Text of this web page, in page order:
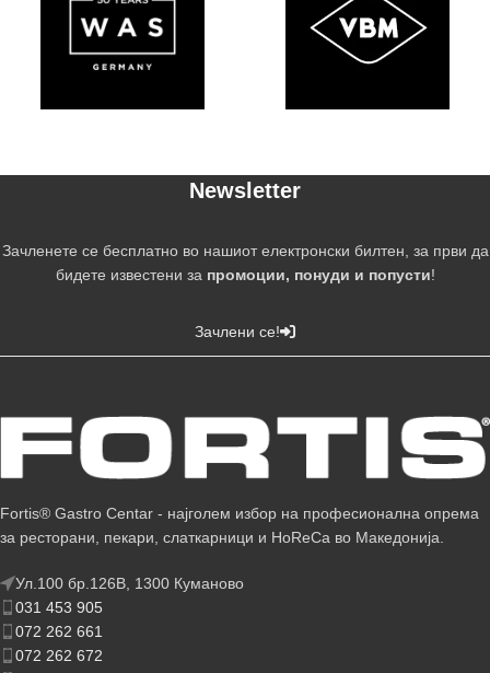
Newsletter
Зачленете се бесплатно во нашиот електронски билтен, за први да
бидете известени за промоции, понуди и попусти!
Зачлени се!
Fortis® Gastro Centar - најголем избор на професионална опрема
за ресторани, пекари, слаткарници и HoReCa во Македонија.
Ул.100 бр.126В, 1300 Куманово
031 453 905
072 262 661
072 262 672